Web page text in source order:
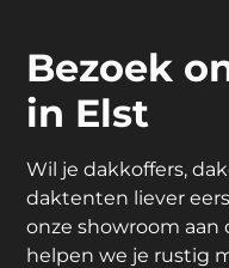
Bezoek
in Elst
Wil je dakkoffers,
daktenten liever
onze showroom aan
helpen we je rustig